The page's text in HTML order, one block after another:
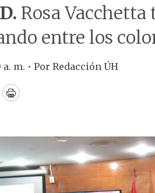
Rosa Vacchetta
entre los
m. • Por Redacción ÚH
Print